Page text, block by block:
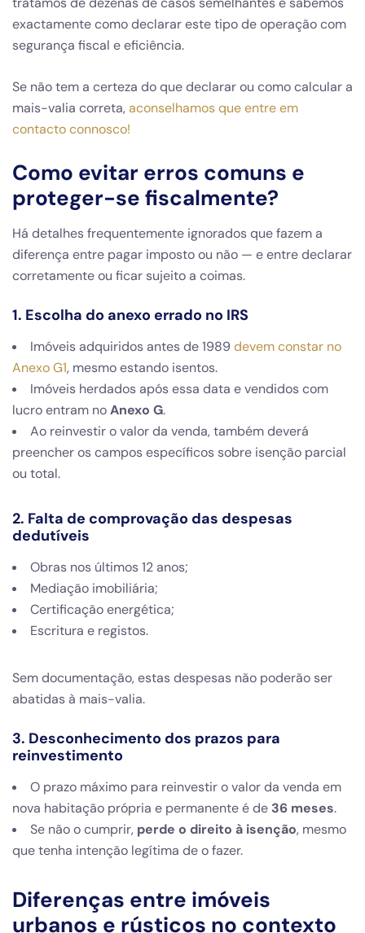
exactamente como declarar este tipo de operação com
segurança fiscal e eficiência.
Se não tem a certeza do que declarar ou como calcular a
mais-valia correta,aconselhamos que entre em
contacto connosco!
Como evitar erros comuns e
proteger-se fiscalmente?
Há detalhes frequentemente ignorados que fazem a
diferença entre pagar imposto ou não — e entre declarar
corretamente ou ficar sujeito a coimas.
1. Escolha do anexo errado no IRS
Imóveis adquiridos antes de 1989 devem constar no
Anexo G1, mesmo estando isentos.
Imóveis herdados após essa data e vendidos com
lucro entram noAnexo G.
Ao reinvestir o valor da venda, também deverá
preencher os campos específicos sobre isenção parcial
ou total.
2. Falta de comprovação das despesas
dedutíveis
Obras nos últimos 12 anos;
Mediação imobiliária;
Certificação energética;
Escritura e registos.
Sem documentação, estas despesas não poderão ser
abatidas à mais-valia.
3. Desconhecimento dos prazos para
reinvestimento
O prazo máximo para reinvestir o valor da venda em
nova habitação própria e permanente é de 36 meses.
Se não o cumprir, perde o direito à isenção, mesmo
que tenha intenção legítima de o fazer.
Diferenças entre imóveis
urbanos e rústicos no contexto